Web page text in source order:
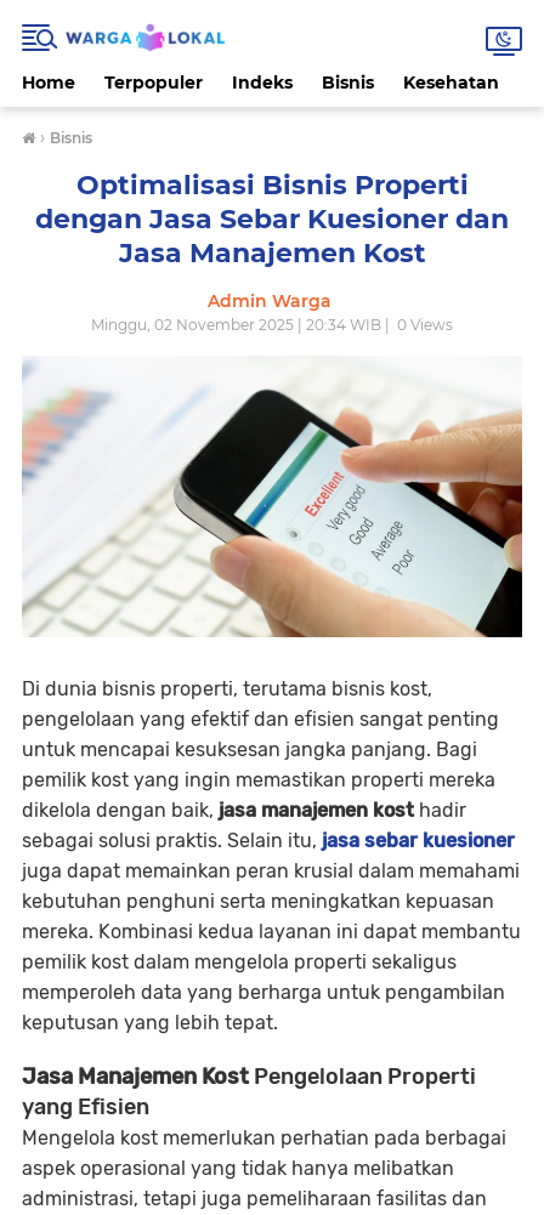
Home Terpopuler Indeks Bisnis Kesehatan
› Bisnis
Optimalisasi Bisnis Properti
dengan Jasa Sebar Kuesioner dan
Jasa Manajemen Kost
Admin Warga
Minggu, 02 November 2025 | 20:34 WIB | 0 Views
Di dunia bisnis properti, terutama bisnis kost,
pengelolaan yang efektif dan efisien sangat penting
untuk mencapai kesuksesan jangka panjang. Bagi
pemilik kost yang ingin memastikan properti mereka
dikelola dengan baik, jasa manajemen kosthadir
sebagai solusi praktis. Selain itu, jasa sebar kuesioner
juga dapat memainkan peran krusial dalam memahami
kebutuhan penghuni serta meningkatkan kepuasan
mereka. Kombinasi kedua layanan ini dapat membantu
pemilik kost dalam mengelola properti sekaligus
memperoleh data yang berharga untuk pengambilan
keputusan yang lebih tepat.
Jasa Manajemen Kost Pengelolaan Properti
yang Efisien
Mengelola kost memerlukan perhatian pada berbagai
aspek operasional yang tidak hanya melibatkan
administrasi, tetapi juga pemeliharaan fasilitas dan